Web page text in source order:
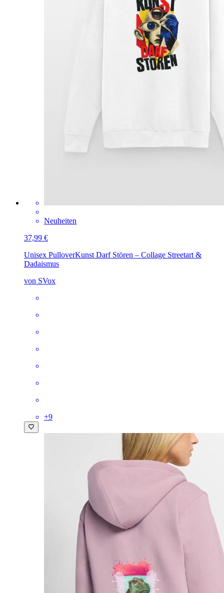
Neuheiten
37,99 €
Unisex PulloverKunst Darf Stören – Collage Streetart &
Dadaismus
von SVox
+9